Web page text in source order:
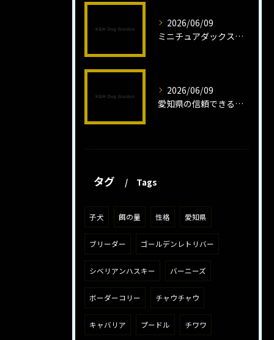
2026/06/09
ミニチュアダックスフンドロング子犬の魅力と育成法
2026/06/09
愛知県の信頼できるミニチュアピンシャーブリーダーの魅力
タグ Tags
子犬 餌の量 性格 愛知県
ブリーダー ゴールデンレトリバー
シベリアンハスキー バーニーズ
ボーダーコリー チャウチャウ
キャバリア プードル チワワ